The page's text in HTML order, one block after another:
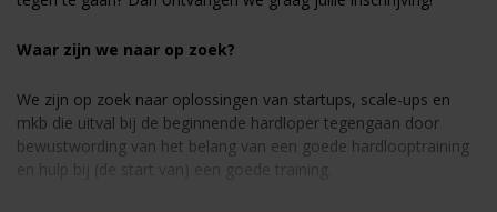
Waar zijn we naar op zoek?
We zijn op zoek naar oplossingen van startups, scale-ups en
mkb die uitval bij de beginnende hardloper tegengaan door
bewustwording van het belang van een goede hardlooptraining
en hulp bij (de start van) een goede training.